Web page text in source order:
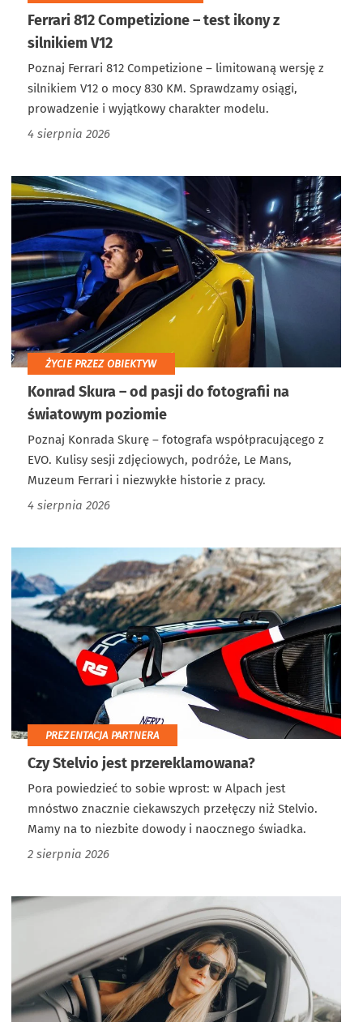
Ferrari 812 Competizione – test ikony z
silnikiem V12
Poznaj Ferrari 812 Competizione – limitowaną wersję z
silnikiem V12 o mocy 830 KM. Sprawdzamy osiągi,
prowadzenie i wyjątkowy charakter modelu.
4 sierpnia 2026
ŻYCIE PRZEZ OBIEKTYW
Konrad Skura – od pasji do fotografii na
światowym poziomie
Poznaj Konrada Skurę – fotografa współpracującego z
EVO. Kulisy sesji zdjęciowych, podróże, Le Mans,
Muzeum Ferrari i niezwykłe historie z pracy.
4 sierpnia 2026
PREZENTACJA PARTNERA
Czy Stelvio jest przereklamowana?
Pora powiedzieć to sobie wprost: w Alpach jest
mnóstwo znacznie ciekawszych przełęczy niż Stelvio.
Mamy na to niezbite dowody i naocznego świadka.
2 sierpnia 2026